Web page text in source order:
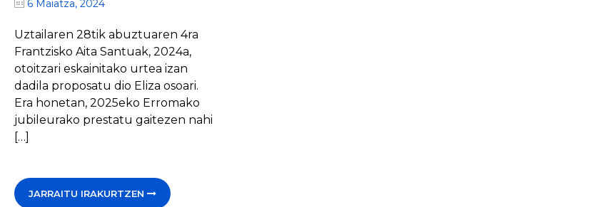
6 Maiatza, 2024
Uztailaren 28tik abuztuaren 4ra
Frantzisko Aita Santuak, 2024a,
otoitzari eskainitako urtea izan
dadila proposatu dio Eliza osoari.
Era honetan, 2025eko Erromako
jubileurako prestatu gaitezen nahi
[…]
JARRAITU IRAKURTZEN